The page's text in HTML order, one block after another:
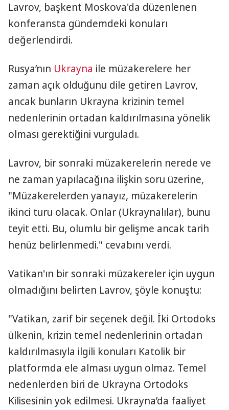
Lavrov, başkent Moskova'da düzenlenen
konferansta gündemdeki konuları
değerlendirdi.
Rusya’nın Ukrayna ile müzakerelere her
zaman açık olduğunu dile getiren Lavrov,
ancak bunların Ukrayna krizinin temel
nedenlerinin ortadan kaldırılmasına yönelik
olması gerektiğini vurguladı.
Lavrov, bir sonraki müzakerelerin nerede ve
ne zaman yapılacağına ilişkin soru üzerine,
"Müzakerelerden yanayız, müzakerelerin
ikinci turu olacak. Onlar (Ukraynalılar), bunu
teyit etti. Bu, olumlu bir gelişme ancak tarih
henüz belirlenmedi." cevabını verdi.
Vatikan'ın bir sonraki müzakereler için uygun
olmadığını belirten Lavrov, şöyle konuştu:
"Vatikan, zarif bir seçenek değil. İki Ortodoks
ülkenin, krizin temel nedenlerinin ortadan
kaldırılmasıyla ilgili konuları Katolik bir
platformda ele alması uygun olmaz. Temel
nedenlerden biri de Ukrayna Ortodoks
Kilisesinin yok edilmesi. Ukrayna’da faaliyet